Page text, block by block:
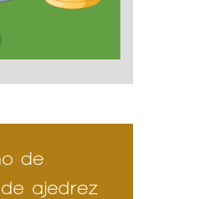
de
ajedrez